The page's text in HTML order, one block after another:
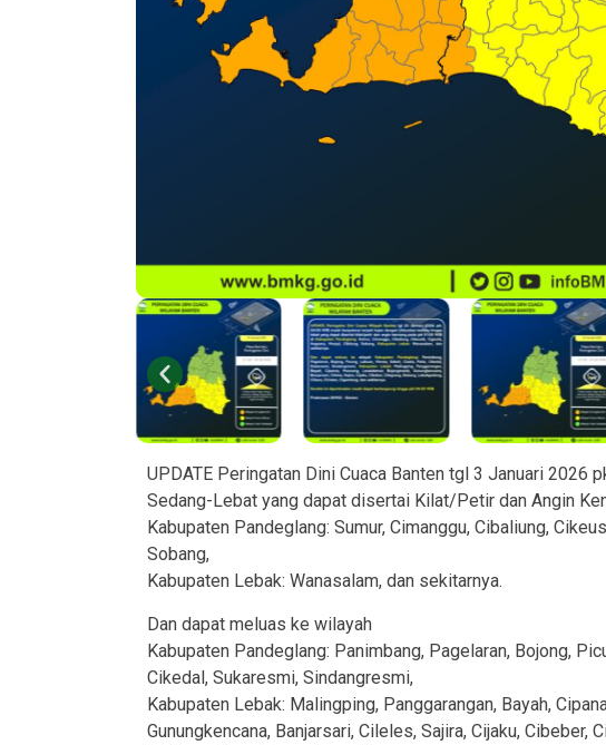
UPDATE Peringatan Dini Cuaca Banten tgl 3 Januari 2026
Sedang-Lebat yang dapat disertai Kilat/Petir dan Angin
Kabupaten Pandeglang: Sumur, Cimanggu, Cibaliung,
Sobang,
Kabupaten Lebak: Wanasalam, dan sekitarnya.
Dan dapat meluas ke wilayah
Kabupaten Pandeglang: Panimbang, Pagelaran, Bojong,
Cikedal, Sukaresmi, Sindangresmi,
Kabupaten Lebak: Malingping, Panggarangan, Bayah,
Gunungkencana, Banjarsari, Cileles, Sajira, Cijaku, Cibeber,